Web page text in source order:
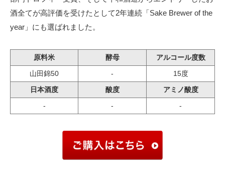
酒全てが高評価を受けたとして2年連続「Sake Brewer of the
year」にも選ばれました。
原料米 酵母
アルコール度数
山田錦50
-
15度
日本酒度
酸度
アミノ酸度
-
- -